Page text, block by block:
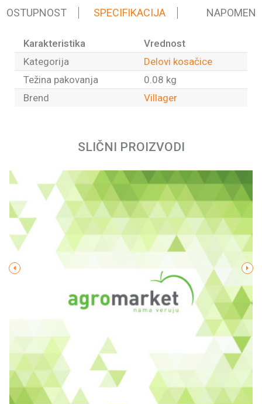
SPECIFIKACIJA NAPOMENA
Karakteristika
Vrednost
Kategorija
Delovi kosačice
Težina pakovanja
0.08 kg
Brend
Villager
Poruka
SLIČNI PROIZVODI